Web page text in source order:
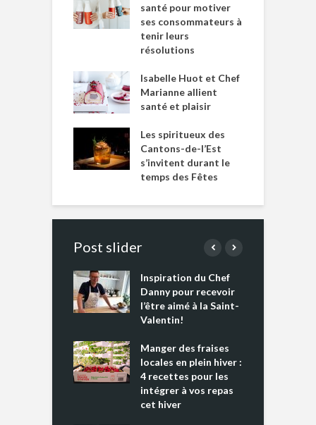
santé pour motiver
ses consommateurs à
tenir leurs
résolutions
Isabelle Huot et Chef
Marianne allient
santé et plaisir
Les spiritueux des
Cantons-de-l’Est
s’invitent durant le
temps des Fêtes
Post slider
Inspiration du Chef
Danny pour recevoir
l’être aimé à la Saint-
Valentin!
Manger des fraises
locales en plein hiver :
4 recettes pour les
intégrer à vos repas
cet hiver